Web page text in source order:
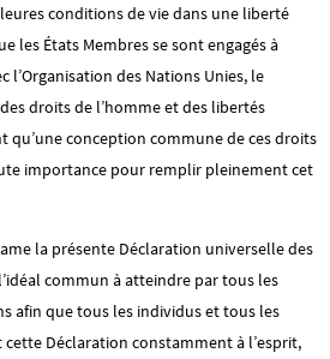
conditions de vie dans une liberté
les États Membres se sont engagés à
l’Organisation des Nations Unies, le
droits de l’homme et des libertés
qu’une conception commune de ces droits
importance pour remplir pleinement cet
la présente Déclaration universelle des
commun à atteindre par tous les
afin que tous les individus et tous les
Déclaration constamment à l’esprit,